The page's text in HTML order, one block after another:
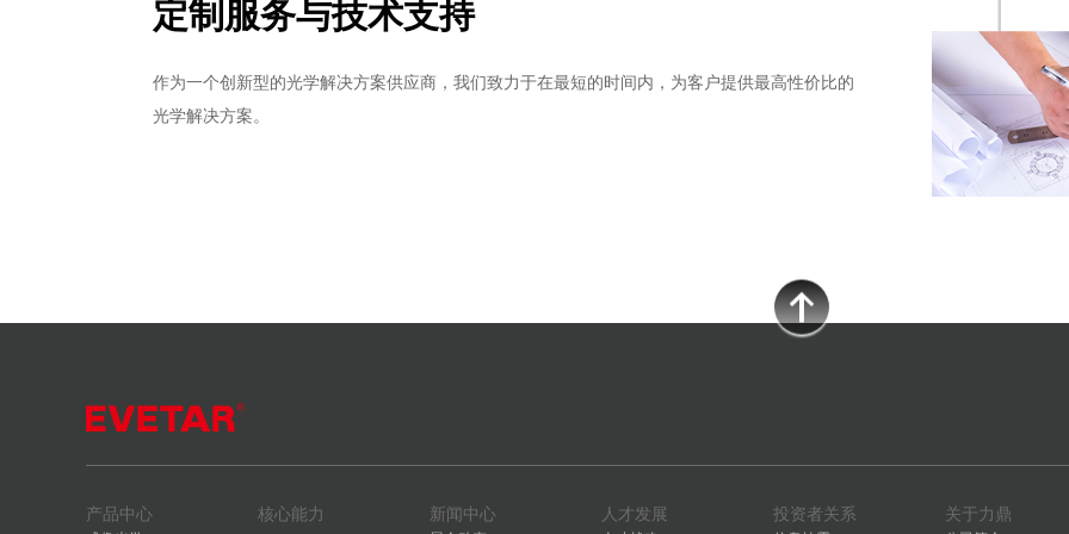
定制服务与技术支持
作为一个创新型的光学解决方案供应商，我们致力于在最短的时间内，为客户提供最高性价比的
光学解决方案。
产品中心 核心能力 新闻中心 人才发展 投资者关系 关于力鼎